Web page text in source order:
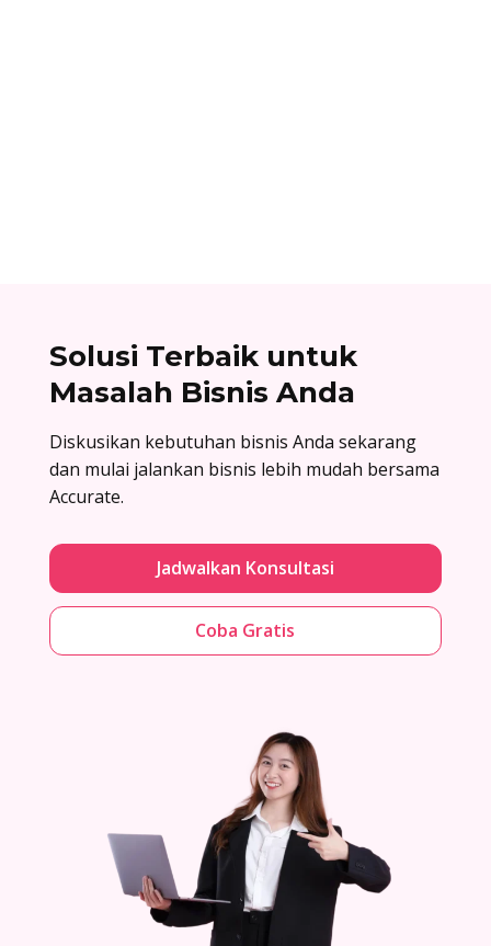
Solusi Terbaik untuk
Masalah Bisnis Anda
Diskusikan kebutuhan bisnis Anda sekarang
dan mulai jalankan bisnis lebih mudah bersama
Accurate.
Jadwalkan Konsultasi
Coba Gratis